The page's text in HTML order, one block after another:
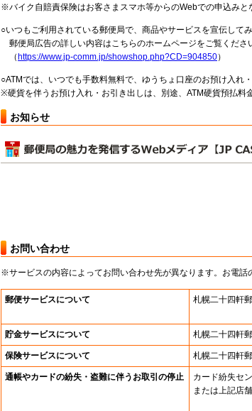
※バイク自賠責保険はお客さまスマホ等からのWebでの申込みと
○いつもご利用されている郵便局で、商品やサービスを宣伝して
郵便局広告の詳しい内容はこちらのホームページをご覧くださ
（ https://www.jp-comm.jp/showshop.php?CD=904850）
○ATMでは、いつでも手数料無料で、ゆうちょ口座のお預け入れ
※硬貨を伴うお預け入れ・お引き出しは、別途、ATM硬貨預払料
お知らせ
お問い合わせ
※サービスの内容によってお問い合わせ先が異なります。お電話
郵便サービスについて 札幌二十四軒
貯金サービスについて 札幌二十四軒
保険サービスについて 札幌二十四軒
通帳やカードの紛失・盗難に伴うお取引の停止 カード紛失セ
または上記店舗